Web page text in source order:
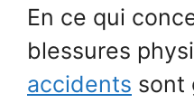
En ce qui
blessures
accidents sont